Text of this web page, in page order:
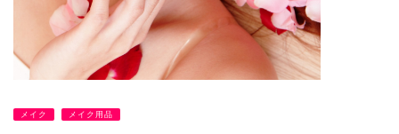
メイク メイク用品